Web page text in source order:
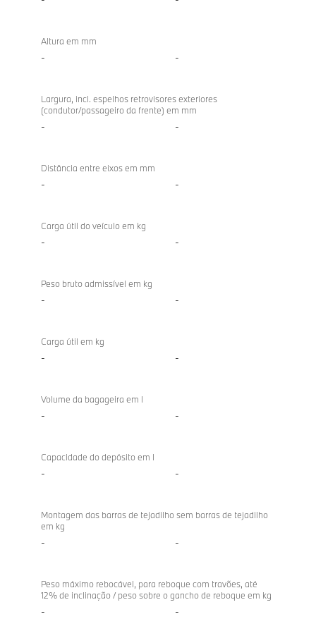
Altura em mm
- -
Largura, incl. espelhos retrovisores exteriores
(condutor/passageiro da frente) em mm
- -
Distância entre eixos em mm
- -
Carga útil do veículo em kg
- -
Peso bruto admissível em kg
- -
Carga útil em kg
- -
Volume da bagageira em l
- -
Capacidade do depósito em l
- -
Montagem das barras de tejadilho sem barras de tejadilho
em kg
- -
Peso máximo rebocável, para reboque com travões, até
12% de inclinação / peso sobre o gancho de reboque em kg
- -